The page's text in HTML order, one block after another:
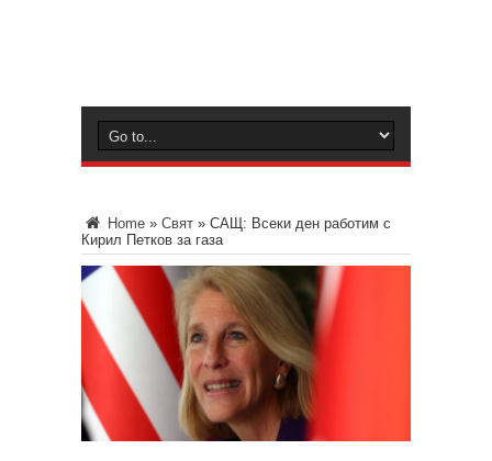
Home » Свят » САЩ: Всеки ден работим с
Кирил Петков за газа